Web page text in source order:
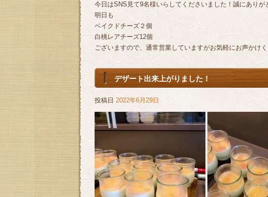
今日はSNS見て9名様いらしてくださいました！誠にありが
明日も
ベイクドチーズ２個
白桃レアチーズ12個
ございますので、通常営業していますがお気軽にお声かけ
デザート出来上がりました！
投稿日 2022年6月29日